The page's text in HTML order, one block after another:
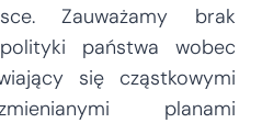
Zauważamy brak
państwa wobec
się cząstkowymi
planami